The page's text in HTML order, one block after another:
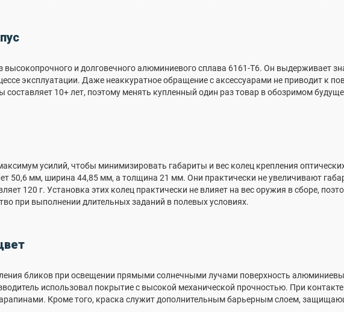
высокопрочного и долговечного алюминиевого сплава 6161-Т6. Он выдерживает
эксплуатации. Даже неаккуратное обращение с аксессуарами не приводит к
составляет 10+ лет, поэтому менять купленный один раз товар в обозримом
усилий, чтобы минимизировать габариты и вес колец крепления
50,6 мм, ширина 44,85 мм, а толщина 21 мм. Они практически не увеличивают
120 г. Установка этих колец практически не влияет на вес оружия в сборе,
при выполнении длительных заданий в полевых условиях.
бликов при освещении прямыми солнечными лучами поверхность
использовал покрытие с высокой механической прочностью. При
Кроме того, краска служит дополнительным барьерным слоем,